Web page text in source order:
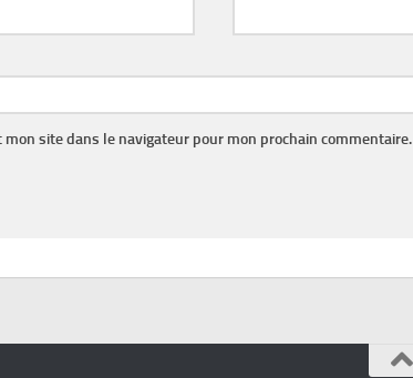
site dans le navigateur pour mon prochain commentaire.